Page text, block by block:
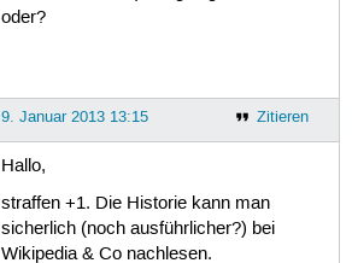
oder?
Zitieren
9. Januar 2013 13:15
Hallo,
straffen +1. Die Historie kann man
sicherlich (noch ausführlicher?) bei
Wikipedia & Co nachlesen.